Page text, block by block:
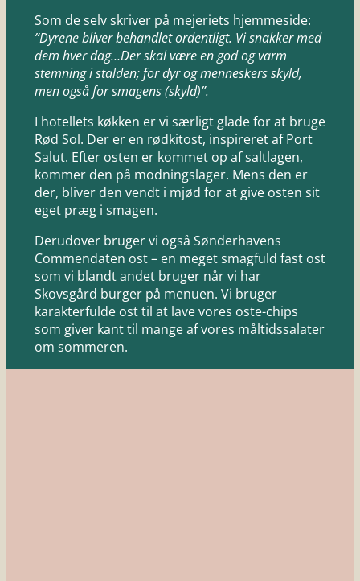
Som de selv skriver på mejeriets hjemmeside:
”Dyrene bliver behandlet ordentligt. Vi snakker med
dem hver dag…Der skal være en god og varm
stemning i stalden; for dyr og menneskers skyld,
men også for smagens (skyld)”.
I hotellets køkken er vi særligt glade for at bruge
Rød Sol. Der er en rødkitost, inspireret af Port
Salut. Efter osten er kommet op af saltlagen,
kommer den på modningslager. Mens den er
der, bliver den vendt i mjød for at give osten sit
eget præg i smagen.
Derudover bruger vi også Sønderhavens
Commendaten ost – en meget smagfuld fast ost
som vi blandt andet bruger når vi har
Skovsgård burger på menuen. Vi bruger
karakterfulde ost til at lave vores oste-chips
som giver kant til mange af vores måltidssalater
om sommeren.